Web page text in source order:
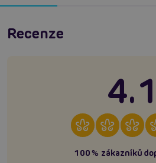
Recenze
4.1
100% zákazníků